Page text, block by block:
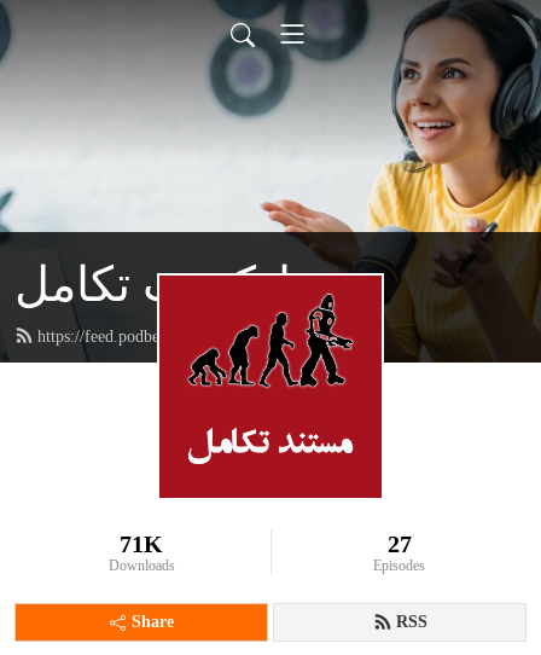
پادکست تکامل
https://feed.podbean.com/aidinism/feed.xml
71K
Downloads
27
Episodes
Share RSS